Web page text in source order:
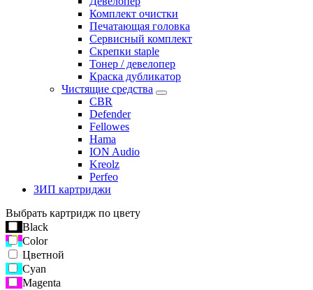
Комплект очистки
Печатающая головка
Сервисный комплект
Скрепки staple
Тонер / девелопер
Краска дубликатор
Чистящие средства
CBR
Defender
Fellowes
Hama
ION Audio
Kreolz
Perfeo
ЗИП картриджи
Выбрать картридж по цвету
Black
Color
Цветной
Cyan
Magenta